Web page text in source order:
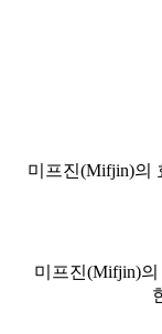
미프진(Mifjin)의
미프진(Mifjin)